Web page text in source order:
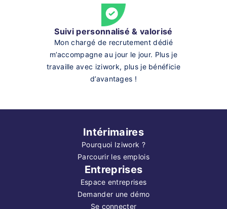
Suivi personnalisé & valorisé
Mon chargé de recrutement dédié
m’accompagne au jour le jour. Plus je
travaille avec iziwork, plus je bénéficie
d’avantages !
Intérimaires
Pourquoi Iziwork ?
Parcourir les emplois
Entreprises
Espace entreprises
Demander une démo
Se connecter